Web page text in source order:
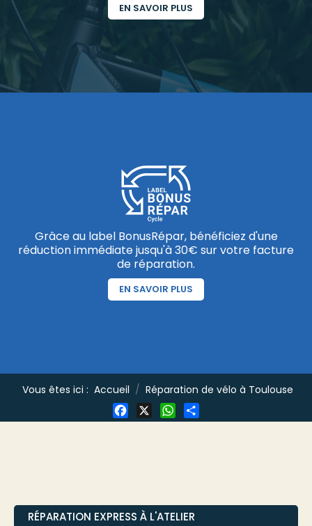
EN SAVOIR PLUS
Grâce au label BonusRépar, bénéficiez d'une
réduction immédiate jusqu'à 30€ sur votre facture
de réparation.
EN SAVOIR PLUS
Vous êtes ici : Accueil Réparation de vélo à Toulouse
Facebook
X WhatsApp
Share
RÉPARATION EXPRESS À L'ATELIER